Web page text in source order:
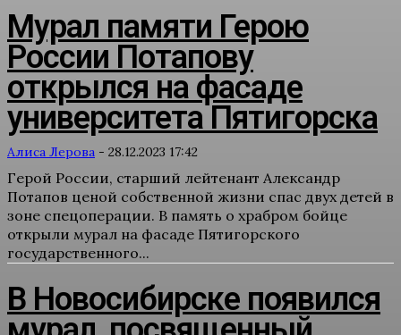
Мурал памяти Герою
России Потапову
открылся на фасаде
университета Пятигорска
Алиса Лерова - 28.12.2023 17:42
Герой России, старший лейтенант Александр
Потапов ценой собственной жизни спас двух детей в
зоне спецоперации. В память о храбром бойце
открыли мурал на фасаде Пятигорского
государственного...
В Новосибирске появился